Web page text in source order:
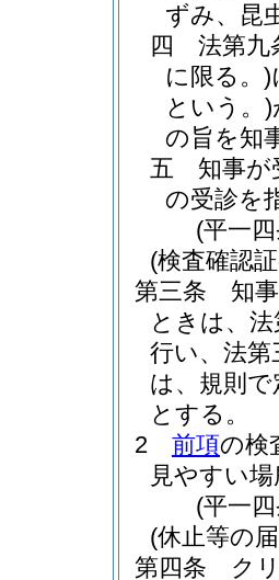
ずみ、昆
四
法第九
に限る。)
という。)
の旨を知
五
知事が
の受診を
(平一
(検査確認
第三条
知
ときは、
行い、法
は、規則
とする。
2
前項の検
見やすい
(平一
(休止等の
第四条
ク